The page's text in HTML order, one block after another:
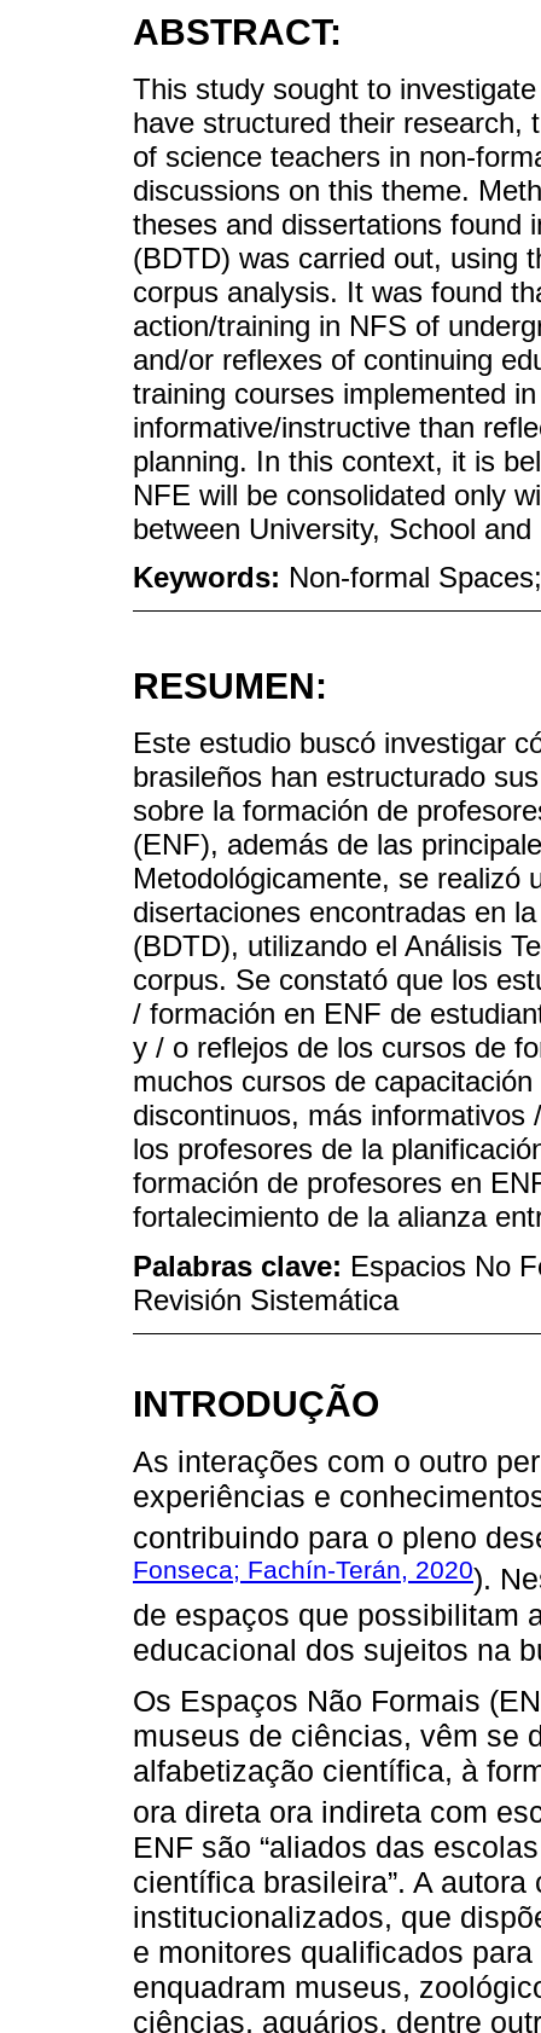
ABSTRACT:
This study sought to
have structured their research,
of science teachers in non-
discussions on this theme.
theses and dissertations found
(BDTD) was carried out, using
corpus analysis. It was found
action/training in NFS of
and/or reflexes of continuing
training courses implemented
informative/instructive than
planning. In this context, it is
NFE will be consolidated only
between University, School and
Keywords: Non-formal
RESUMEN:
Este estudio buscó investigar
brasileños han estructurado
sobre la formación de
(ENF), además de las
Metodológicamente, se realizó
disertaciones encontradas en
(BDTD), utilizando el Análisis
corpus. Se constató que los
/ formación en ENF de
y / o reflejos de los cursos de
muchos cursos de
discontinuos, más
los profesores de la
formación de profesores en
fortalecimiento de la alianza
Palabras clave: Espacios No
Revisión Sistemática
INTRODUÇÃO
As interações com o outro
experiências e
contribuindo para o pleno
Fonseca; Fachín-Terán, 2020).
de espaços que possibilitam
educacional dos sujeitos na
Os Espaços Não Formais
museus de ciências, vêm se
alfabetização científica, à
ora direta ora indireta com
ENF são “aliados das
científica brasileira”. A
institucionalizados, que
e monitores qualificados
enquadram museus,
ciências, aquários, dentre